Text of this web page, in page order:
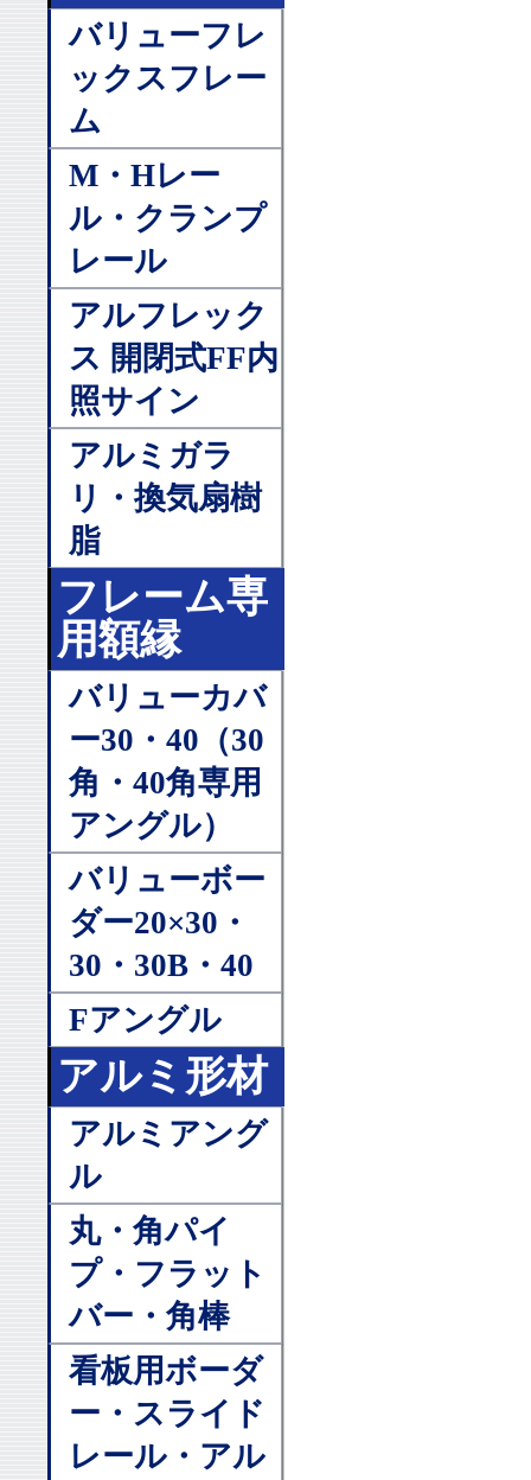
バリューフレ
ックスフレー
ム
M・Hレー
ル・クランプ
レール
アルフレック
ス 開閉式FF内
照サイン
アルミガラ
リ・換気扇樹
脂
フレーム専
用額縁
バリューカバ
ー30・40（30
角・40角専用
アングル）
バリューボー
ダー20×30・
30・30B・40
Fアングル
アルミ形材
アルミアング
ル
丸・角パイ
プ・フラット
バー・角棒
看板用ボーダ
ー・スライド
レール・アル